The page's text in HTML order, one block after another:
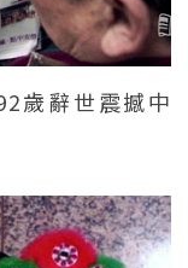
歲辭世震撼中